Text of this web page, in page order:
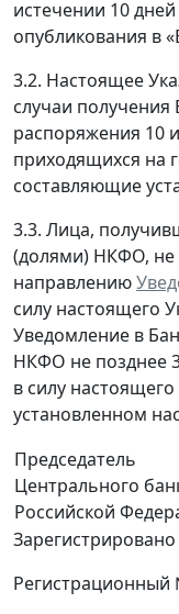
истечении 10
опубликования в
3.2. Настоящее
случаи
распоряжения 10
приходящихся на
составляющие
3.3. Лица,
(долями) НКФО, не
направлению
силу настоящего
Уведомление в
НКФО не позднее
в силу
установленном
Председатель
Центрального
Российской
Регистрационный